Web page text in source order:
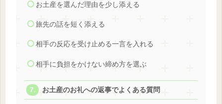
お土産を選んだ理由を少し添える
旅先の話を短く添える
相手の反応を受け止める一言を入れる
相手に負担をかけない締め方を選ぶ
お土産のお礼への返事でよくある質問